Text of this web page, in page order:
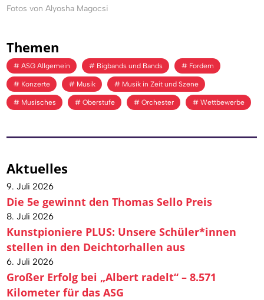
Fotos von Alyosha Magocsi
Themen
ASG Allgemein Bigbands und Bands Fordern
Konzerte Musik Musik in Zeit und Szene
Musisches Oberstufe Orchester Wettbewerbe
Aktuelles
9. Juli 2026
Die 5e gewinnt den Thomas Sello Preis
8. Juli 2026
Kunstpioniere PLUS: Unsere Schüler*innen
stellen in den Deichtorhallen aus
6. Juli 2026
Großer Erfolg bei „Albert radelt“ – 8.571
Kilometer für das ASG